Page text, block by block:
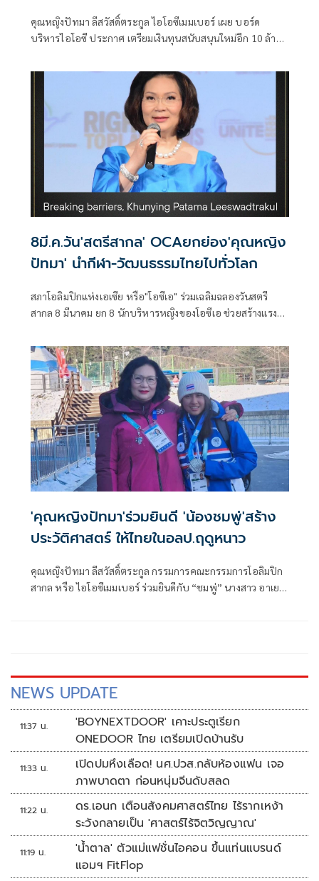
คุณหญิงปัทมา ลีสวัสดิ์ตระกูล ไอโอซีเมมเบอร์ เผย บอร์ด
บริหารไอโอซี ประกาศ เตรียมเงินทุนสนับสนุนใหม่อีก 10 ล้าน
ใช้สารต้องห้าม ไว้เรียบร้อยแล้ว โดยจะใช้ในการสนับสนุนการ
ทำงาน ของ องค์กรตรวจสารต้องห้ามนานาชาติ หรือ ไอทีเอ ใน
การแข่งขันกีฬาโอลิมปิกวงรอบต่อไป ปี 2025-2028
8มี.ค.วัน'สตรีสากล' OCAยกย่อง'คุณหญิง
ปัทมา' นำกีฬา-วัฒนธรรมไทยไปทั่วโลก
สภาโอลิมปิกแห่งเอเซีย หรือ"โอซีเอ" ร่วมเฉลิมฉลองวันสตรี
สากล 8 มีนาคม ยก 8 นักบริหารหญิงของโอซีเอ ช่วยสร้างแรง
หญิงปัทมา ลีสวัสดิ์ตระกูล ไอโอซีเมมเบอร์ ในฐานะกรรมการ
บริหารโอซีเอ ของไทยรวมอยู่ด้วย ขณะเดียวกัน คุณหญิงปัทมา
ยังได้รับรางวัลสตรีดีเด่นด้านศิลปะและวัฒนธรรม จากกระทรวง
การพัฒนาสังคมและความมั่นคงของมนุษย์ เนื่องในวันสตรีสากล
ประจำปี 2567 อีกด้วย
'คุณหญิงปัทมา'ร่วมยินดี 'น้องชมพู่'สร้าง
ประวัติศาสตร์ ให้ไทยในอลป.ฤดูหนาว
คุณหญิงปัทมา ลีสวัสดิ์ตระกูล กรรมการคณะกรรมการโอลิมปิก
สากล หรือ ไอโอซีเมมเบอร์ ร่วมยินดีกับ “ชมพู่” นางสาว อาเยเซ
ประเภท women’s Monobob โดยสามารถทำเวลาได้ 1:54.17
นาที
NEWS UPDATE
11:37 น.
'BOYNEXTDOOR' เคาะประตูเรียก
ONEDOOR ไทย เตรียมเปิดบ้านรับ
11:33 น.
เปิดปมหึงเลือด! นศ.ปวส.กลับห้องแฟน เจอ
ภาพบาดตา ก่อนหนุ่มจีนดับสลด
11:22 น.
ดร.เอนก เตือนสังคมศาสตร์ไทย ไร้รากเหง้า
ระวังกลายเป็น 'ศาสตร์ไร้จิตวิญญาณ'
11:19 น.
'น้ำตาล' ตัวแม่แฟชั่นไอคอน ขึ้นแท่นแบรนด์
แอมฯ FitFlop